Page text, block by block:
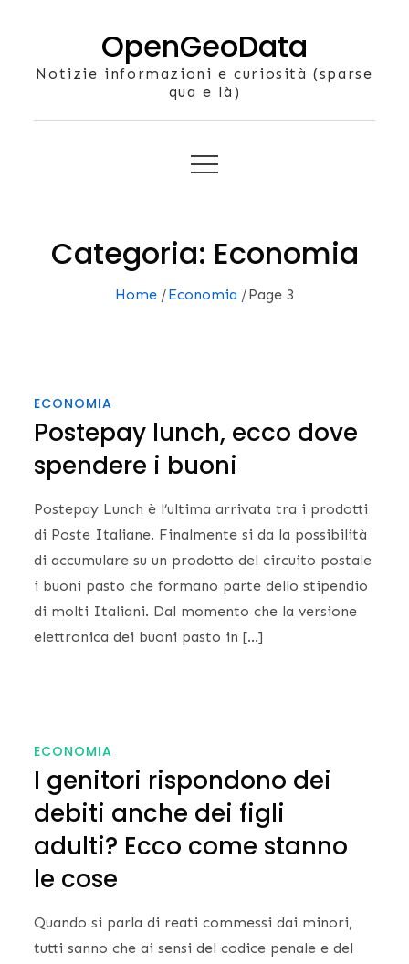
OpenGeoData
Notizie informazioni e curiosità (sparse
qua e là)
Categoria: Economia
Home Economia Page 3
ECONOMIA
Postepay lunch, ecco dove
spendere i buoni
Postepay Lunch è l’ultima arrivata tra i prodotti
di Poste Italiane. Finalmente si da la possibilità
di accumulare su un prodotto del circuito postale
i buoni pasto che formano parte dello stipendio
di molti Italiani. Dal momento che la versione
elettronica dei buoni pasto in […]
ECONOMIA
I genitori rispondono dei
debiti anche dei figli
adulti? Ecco come stanno
le cose
Quando si parla di reati commessi dai minori,
tutti sanno che ai sensi del codice penale e del